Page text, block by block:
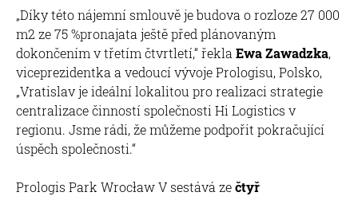
„Díky této nájemní smlouvě je budova o rozloze 27 000
m2 ze 75 %pronajata ještě před plánovaným
dokončením v třetím čtvrtletí,“ řekla Ewa Zawadzka,
viceprezidentka a vedoucí vývoje Prologisu, Polsko,
„Vratislav je ideální lokalitou pro realizaci strategie
centralizace činností společnosti Hi Logistics v
regionu. Jsme rádi, že můžeme podpořit pokračující
úspěch společnosti.“
Prologis Park Wrocław V sestává zečtyř